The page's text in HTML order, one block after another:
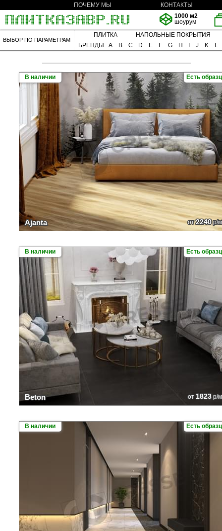
ПОЧЕМУ МЫ
КОНТАКТЫ
1000 м2
шоурум
ВЫБОР ПО ПАРАМЕТРАМ
ПЛИТКА
НАПОЛЬНЫЕ ПОКРЫТИЯ
БРЕНДЫ: A B C D E F G H J K L
Есть
В наличии
Ajanta от2240р/
Есть
В наличии
Beton от 1823 р/
Есть
В наличии